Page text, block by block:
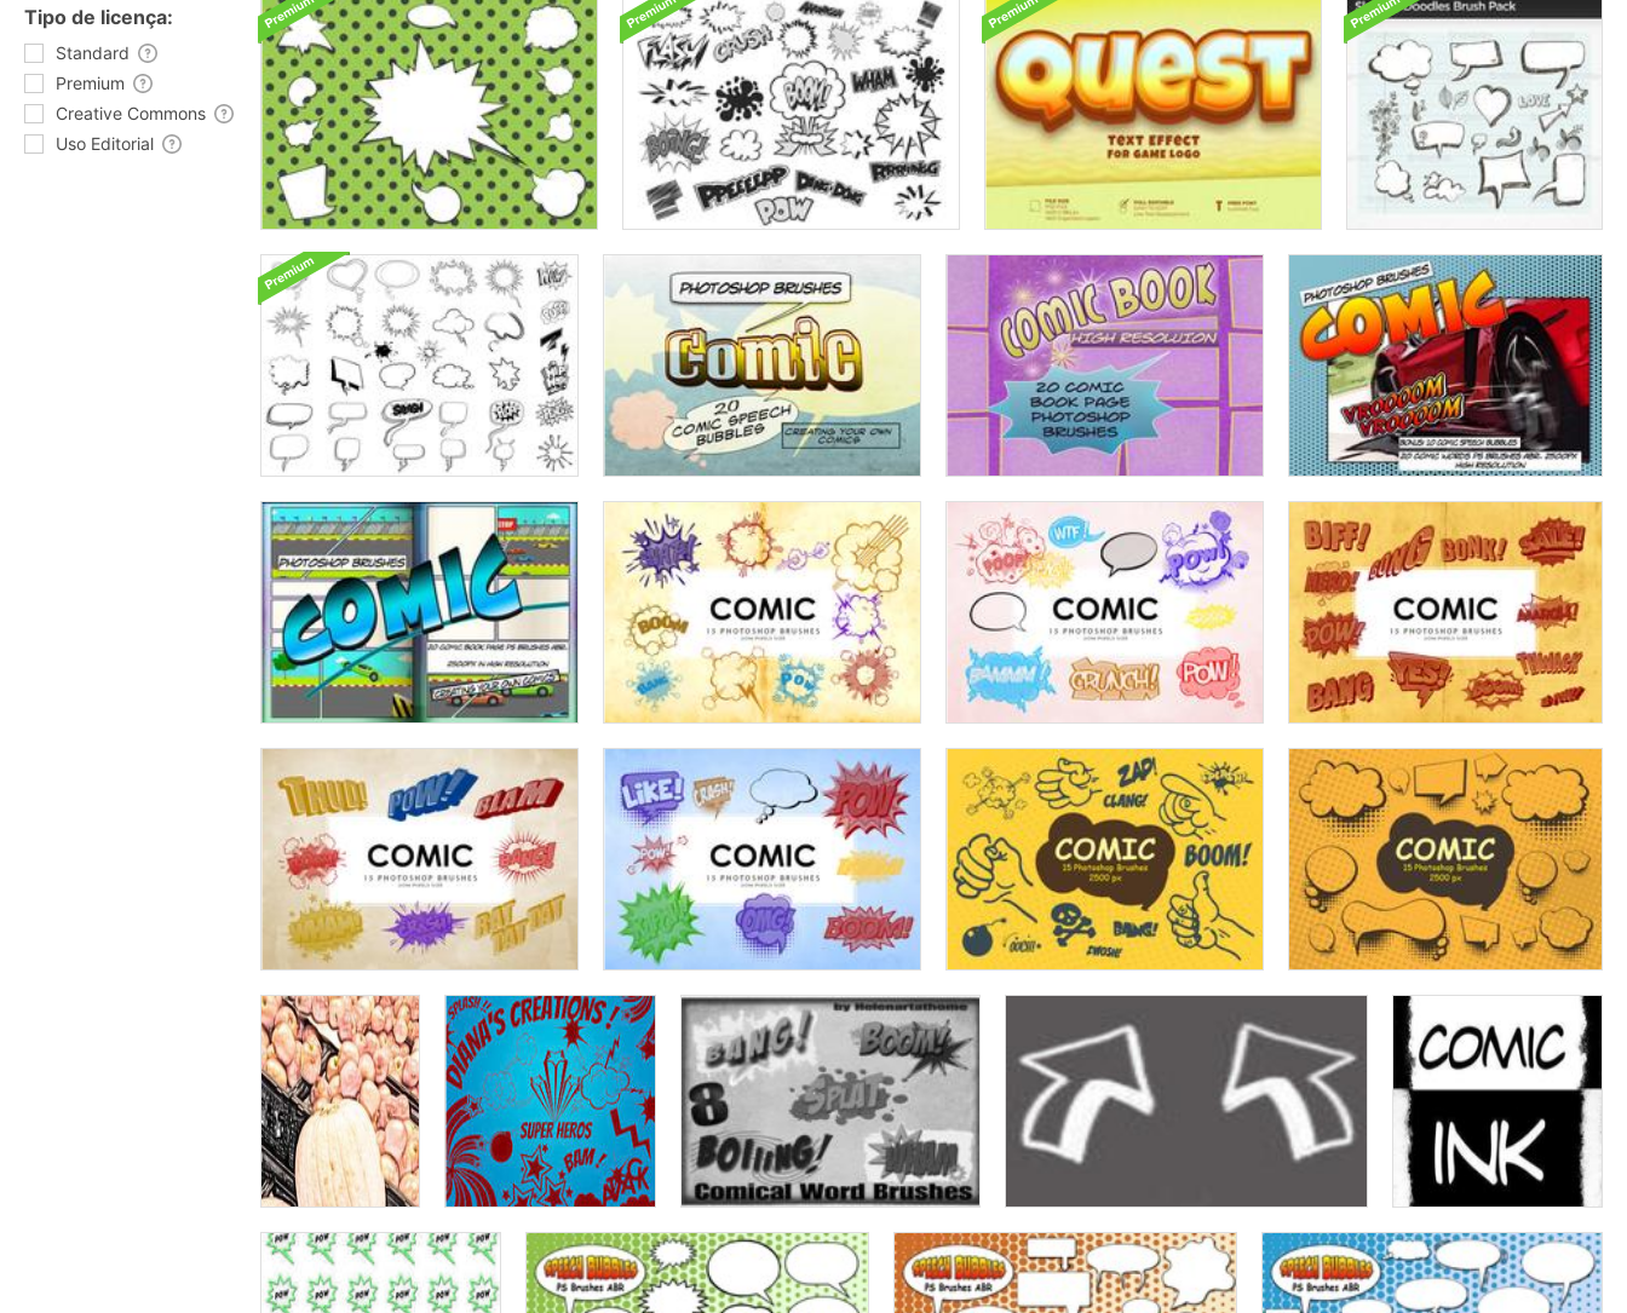
Tipo de licença:
Standard
Premium
Creative Commons
Uso Editorial